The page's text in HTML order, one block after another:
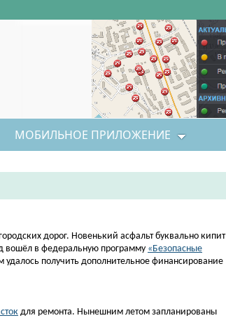
МОБИЛЬНОЕ ПРИЛОЖЕНИЕ
дорог. Новенький асфальт буквально кипит
вошёл в федеральную программу «Безопасные
удалось получить дополнительное финансирование
для ремонта. Нынешним летом запланированы